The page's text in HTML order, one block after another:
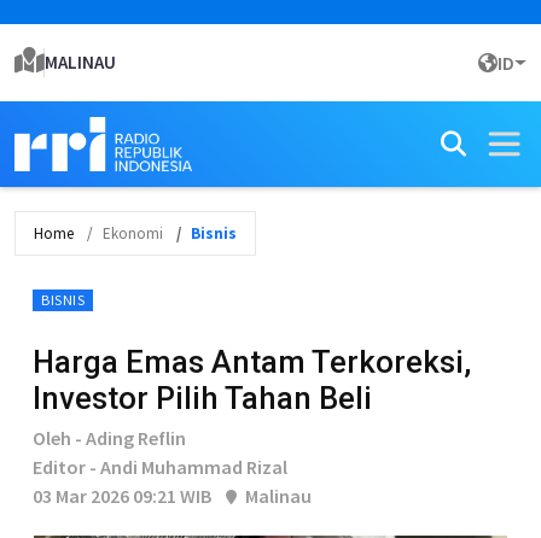
MALINAU ID
Home Ekonomi Bisnis
BISNIS
Harga Emas Antam Terkoreksi,
Investor Pilih Tahan Beli
Oleh - Ading Reflin
Editor - Andi Muhammad Rizal
03 Mar 2026 09:21 WIB
Malinau